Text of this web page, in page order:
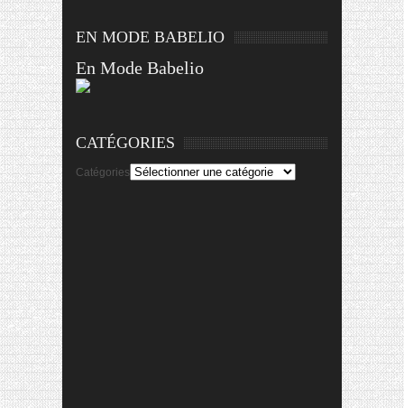
EN MODE BABELIO
En Mode Babelio
CATÉGORIES
Catégories